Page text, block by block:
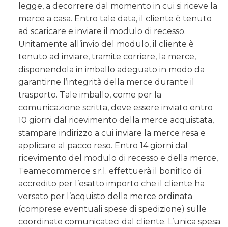
legge, a decorrere dal momento in cui si riceve la
merce a casa. Entro tale data, il cliente è tenuto
ad scaricare e inviare il modulo di recesso.
Unitamente all’invio del modulo, il cliente è
tenuto ad inviare, tramite corriere, la merce,
disponendola in imballo adeguato in modo da
garantirne l’integrità della merce durante il
trasporto. Tale imballo, come per la
comunicazione scritta, deve essere inviato entro
10 giorni dal ricevimento della merce acquistata,
stampare indirizzo a cui inviare la merce resa e
applicare al pacco reso. Entro 14 giorni dal
ricevimento del modulo di recesso e della merce,
Teamecommerce s.r.l. effettuerà il bonifico di
accredito per l’esatto importo che il cliente ha
versato per l’acquisto della merce ordinata
(comprese eventuali spese di spedizione) sulle
coordinate comunicateci dal cliente. L’unica spesa